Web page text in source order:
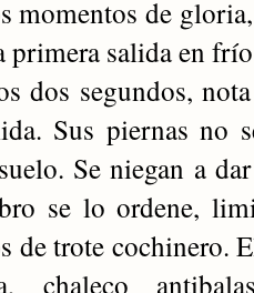
momentos de
primera salida en
dos segundos,
Sus piernas no
Se niegan a
se lo ordene,
de trote cochinero.
chaleco